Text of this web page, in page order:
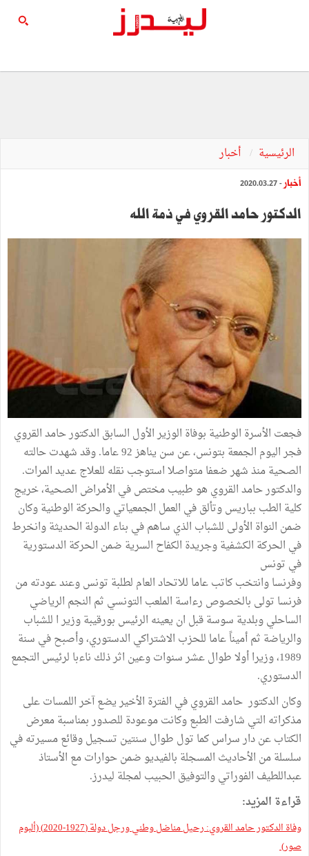
الرئيسية أخبار
أخبار - 2020.03.27
الدكتور حامد القروي في ذمة الله
فجعت الأسرة الوطنية بوفاة الوزير الأول السابق الدكتور حامد القروي
فجر اليوم الجمعة بتونس، عن سن يناهز 92 عاما. وقد شهدت حالته
الصحية منذ شهر ضعفا متواصلا استوجب نقله للعلاج عديد المرات.
والدكتور حامد القروي هو طبيب مختص في الأمراض الصحية، خريج
كلية الطب بباريس وتألق في العمل الجمعياتي والحركة الوطنية وكان
ضمن النواة الأولى للشباب الذي ساهم في بناء الدولة الحديثة وانخرط
في الحركة الكشفية وجريدة الكفاح السرية ضمن الحركة الدستورية
في تونس
وفرنسا وانتخب كاتب عاما للاتحاد العام لطلبة تونس وعند عودته من
فرنسا تولى بالخصوص رءاسة الملعب التونسي ثم النجم الرياضي
الساحلي وبلدية سوسة قبل ان يعينه الرئيس بورقيبة وزير ا للشباب
والرياضة ثم أميناً عاما للحزب الاشتراكي الدستوري، وأصبح في سنة
1989، وزيرا أولا طوال عشر سنوات وعين اثر ذلك ناءبا لرئيس التجمع
الدستوري.
وكان الدكتور حامد القروي في الفترة الأخير يضع آخر اللمسات على
مذكراته التي شارفت الطبع وكانت موعودة للصدور بمناسبة معرض
الكتاب عن دار سراس كما تول طوال سنتين تسجيل وقائع مسيرته في
سلسلة من الأحاديث المسجلة بالفيديو ضمن حوارات مع الأستاذ
عبداللطيف الفوراتي والتوفيق الحبيب لمجلة ليدرز.
قراءة المزيد:
وفاة الدكتور حامد القروي: رحيل مناضل وطني ورجل دولة (1927-2020) (ألبوم
صور)